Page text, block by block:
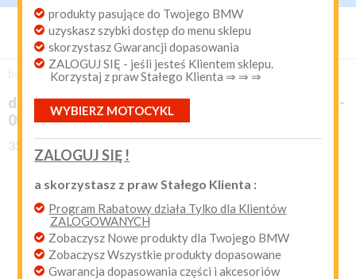
produkty pasujące do Twojego BMW
uzyskasz szybki dostęp do menu sklepu
skorzystasz Gwarancji dopasowania
ZALOGUJ SIĘ - jeśli jesteś Klientem sklepu.
Korzystaj z praw Stałego Klienta ⇒ ⇒ ⇒
WYBIERZ MOTOCYKL
ZALOGUJ SIĘ !
a skorzystasz z praw Stałego Klienta :
Program Rabatowy działa Tylko dla Klientów
ZALOGOWANYCH
Zobaczysz Nowe produkty dla Twojego BMW
Zobaczysz Wszystkie produkty dopasowane
Gwarancja dopasowania części i akcesoriów
Login:
Hasło:
przypomnij mi hasło nowy klient
Produkty dopasowane do Twojego motocykla
BMW. Program Rabatowy po pierwszych zakupach. Od 20
lat on-line kurier Inpost i Paczkomat od 9.90 zł
boxer-parts / EKSPLOATACJA / Kierownica i osprzęt
dźwignia sprzęgła czarna F650GS F650Dakar 1999 -
09.2000
  (0)
32-72945